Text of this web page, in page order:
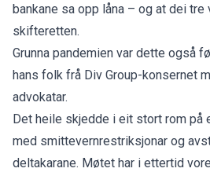
bankane sa opp låna – og at dei
skifteretten.
Grunna pandemien var dette også
hans folk frå Div Group-konsernet
advokatar.
Det heile skjedde i eit stort rom på
med smittevernrestriksjonar og
deltakarane. Møtet har i ettertid